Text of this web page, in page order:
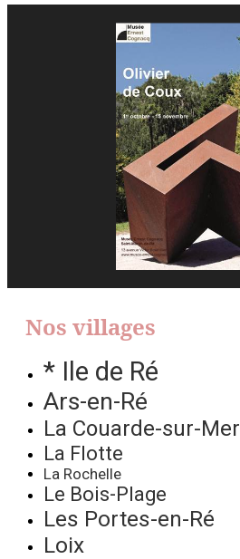
Nos villages
* Ile de Ré
Ars-en-Ré
La Couarde-sur-Mer
La Flotte
La Rochelle
Le Bois-Plage
Les Portes-en-Ré
Loix